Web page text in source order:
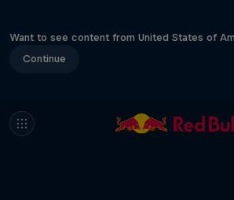
Want to see content from United States of
Continue